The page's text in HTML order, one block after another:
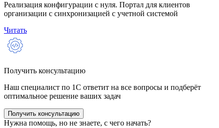
Реализация конфигурации с нуля. Портал для клиентов
организации с синхронизацией с учетной системой
Читать
Получить консультацию
Наш специалист по 1С ответит на все вопросы и подберёт
оптимальное решение ваших задач
Получить консультацию
Нужна помощь, но не знаете, с чего начать?